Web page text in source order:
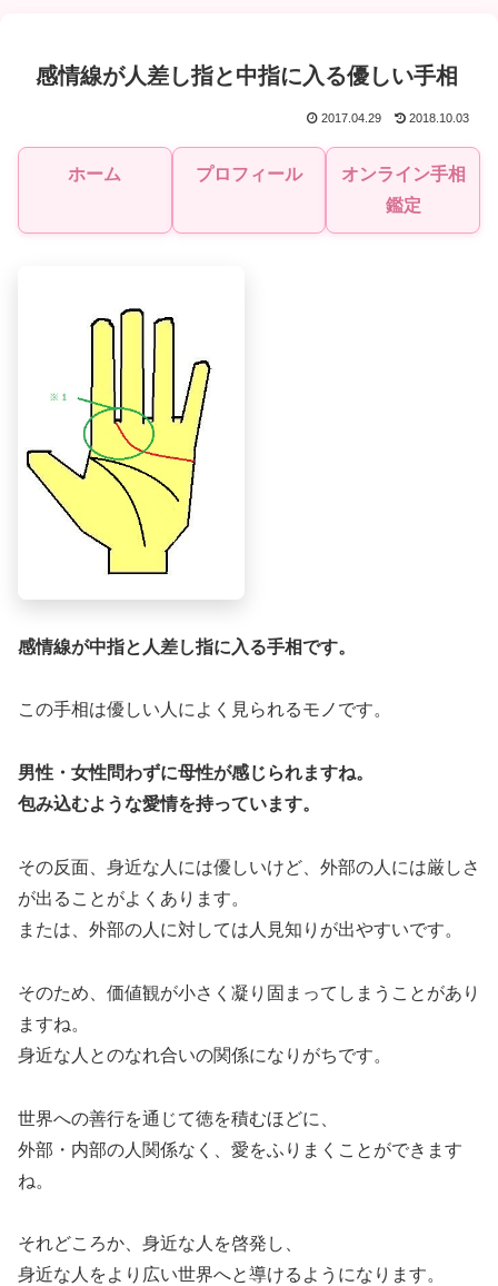
感情線が人差し指と中指に入る優しい手相
2017.04.29 2018.10.03
ホーム プロフィール
オンライン手相
鑑定
感情線が中指と人差し指に入る手相です。
この手相は優しい人によく見られるモノです。
男性・女性問わずに母性が感じられますね。
包み込むような愛情を持っています。
その反面、身近な人には優しいけど、外部の人には厳しさ
が出ることがよくあります。
または、外部の人に対しては人見知りが出やすいです。
そのため、価値観が小さく凝り固まってしまうことがあり
ますね。
身近な人とのなれ合いの関係になりがちです。
世界への善行を通じて徳を積むほどに、
外部・内部の人関係なく、愛をふりまくことができます
ね。
それどころか、身近な人を啓発し、
身近な人をより広い世界へと導けるようになります。